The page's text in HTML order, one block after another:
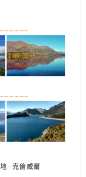
─克倫威爾